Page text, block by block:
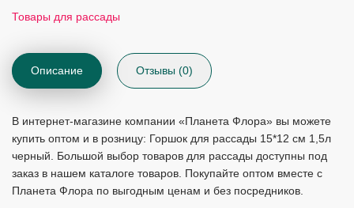
Товары для рассады
Описание Отзывы (0)
В интернет-магазине компании «Планета Флора» вы можете
купить оптом и в розницу: Горшок для рассады 15*12 см 1,5л
черный. Большой выбор товаров для рассады доступны под
заказ в нашем каталоге товаров. Покупайте оптом вместе с
Планета Флора по выгодным ценам и без посредников.